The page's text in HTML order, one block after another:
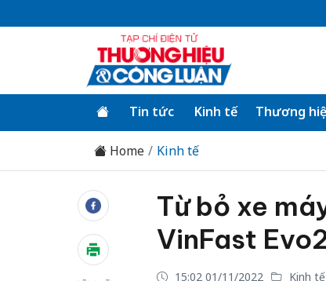
Tin tức Kinh tế Thương
Home Kinh tế
Từ bỏ xe
VinFast
15:02 01/11/2022 Kinh tế